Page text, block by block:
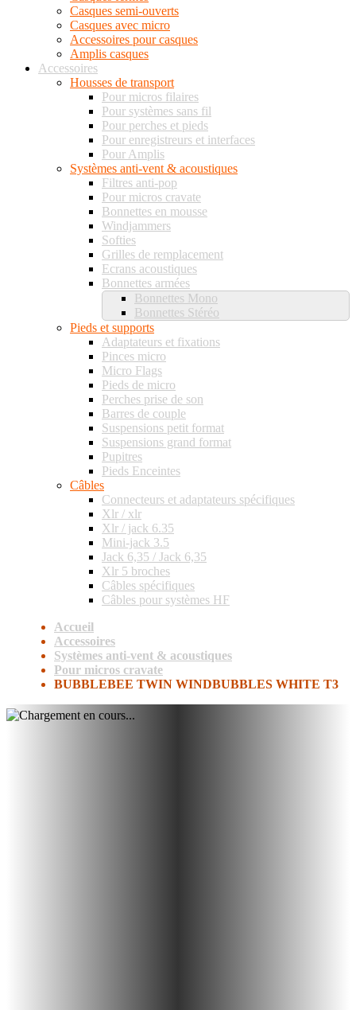
Casques semi-ouverts
Casques avec micro
Accessoires pour casques
Amplis casques
Accessoires
Housses de transport
Pour micros filaires
Pour systèmes sans fil
Pour perches et pieds
Pour enregistreurs et interfaces
Pour Amplis
Systèmes anti-vent & acoustiques
Filtres anti-pop
Pour micros cravate
Bonnettes en mousse
Windjammers
Softies
Grilles de remplacement
Ecrans acoustiques
Bonnettes armées
Bonnettes Mono
Bonnettes Stéréo
Pieds et supports
Adaptateurs et fixations
Pinces micro
Micro Flags
Pieds de micro
Perches prise de son
Barres de couple
Suspensions petit format
Suspensions grand format
Pupitres
Pieds Enceintes
Câbles
Connecteurs et adaptateurs spécifiques
Xlr / xlr
Xlr / jack 6.35
Mini-jack 3.5
Jack 6,35 / Jack 6,35
Xlr 5 broches
Câbles spécifiques
Câbles pour systèmes HF
Accueil
Accessoires
Systèmes anti-vent & acoustiques
Pour micros cravate
BUBBLEBEE TWIN WINDBUBBLES WHITE T3